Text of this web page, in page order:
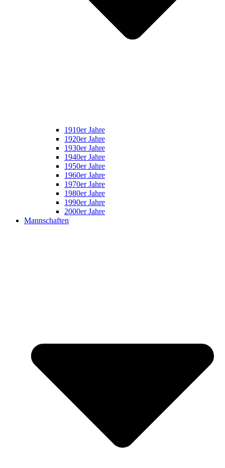
1910er Jahre
1920er Jahre
1930er Jahre
1940er Jahre
1950er Jahre
1960er Jahre
1970er Jahre
1980er Jahre
1990er Jahre
2000er Jahre
Mannschaften